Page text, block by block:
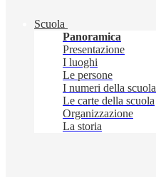
Scuola
Panoramica
Presentazione
I luoghi
Le persone
I numeri della scuola
Le carte della scuola
Organizzazione
La storia